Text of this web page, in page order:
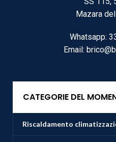
Mazara
Whatsapp:
Email:
CATEGORIE DEL
Riscaldamento